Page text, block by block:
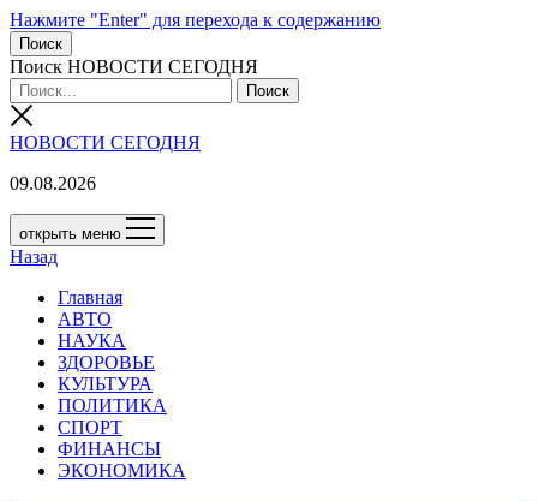
Нажмите "Enter" для перехода к содержанию
Поиск
Поиск НОВОСТИ СЕГОДНЯ
НОВОСТИ СЕГОДНЯ
09.08.2026
открыть меню
Назад
Главная
АВТО
НАУКА
ЗДОРОВЬЕ
КУЛЬТУРА
ПОЛИТИКА
СПОРТ
ФИНАНСЫ
ЭКОНОМИКА